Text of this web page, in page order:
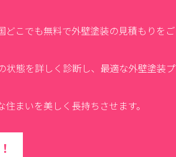
どこでも無料で外壁塗装の見積もりをご
状態を詳しく診断し、最適な外壁塗装プ
まいを美しく長持ちさせます。